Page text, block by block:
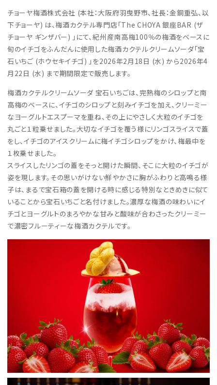
チョーヤ梅酒株式会社 (本社：大阪府羽曳野市、社長：金銅重弘、以
下チョーヤ) は、梅酒カクテル専門店「The CHOYA 銀座BAR (ザ
チョーヤ ギンザバー) 」にて、紀州産南高梅100％の梅酒をベースに
旬のイチゴをふんだんに使用した梅酒カクテルクリームソーダ「宝
石いちご (ホウセキイチゴ) 」を2026年2月18日 (水) から2026年4
月22日 (水) まで期間限定で販売します。
梅酒カクテルクリームソーダ 宝石いちごは、完熟梅のシロップと南
高梅のベースに、イチゴのシロップと刻みイチゴを加え、クリーミー
なヨーグルトエスプーマを重ね、その上にやさしく大粒のイチゴを
丸ごと１粒乗せました。大切なイチゴを覆う様にリンゴスライスで蓋
をし、イチゴのアイスクリームに梅イチゴシロップをかけ、梅最中を
１枚乗せました。
スライスしたリンゴの蓋をそっと開けた瞬間、そこに大粒のイチゴが
姿を現します。その思いがけない鮮やかさに胸がふわりと高鳴る様
子は、まるで宝石箱の蓋を開ける時に感じる特別なときめきに似て
いることから宝石いちごと名付けました。濃厚な梅酒の味わいにイ
チゴとヨーグルトのまろやかな甘みと酸味が合わさったクリーミー
で濃密フルーティーな梅酒カクテルです。